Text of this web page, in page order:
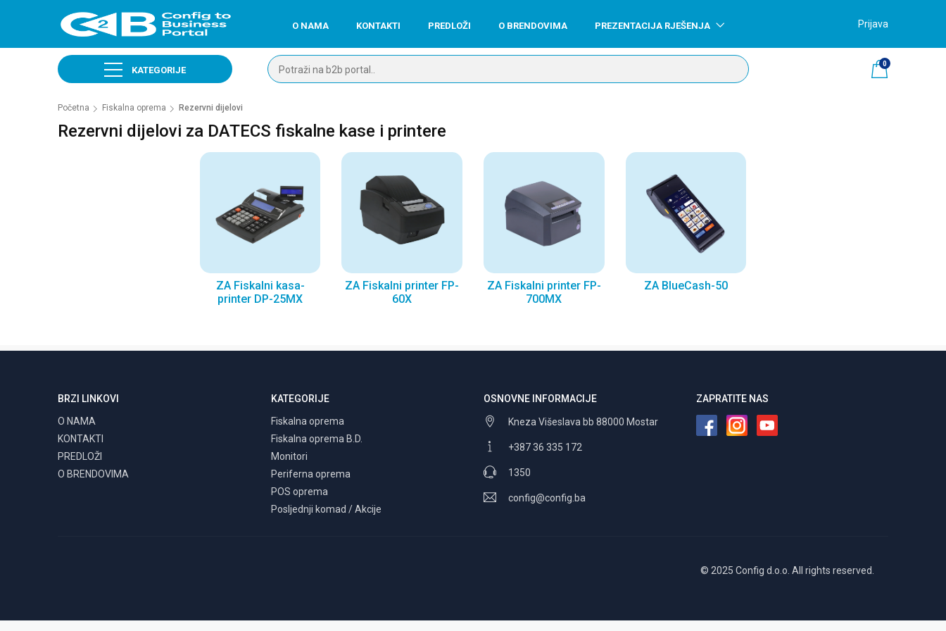
O NAMA KONTAKTI PREDLOŽI O BRENDOVIMA PREZENTACIJA RJEŠENJA Prijava
KATEGORIJE
0
Početna Fiskalna oprema Rezervni dijelovi
Rezervni dijelovi za DATECS fiskalne kase i printere
ZA Fiskalni kasa-
printer DP-25MX
ZA Fiskalni printer FP-
60X
ZA Fiskalni printer FP-
700MX
ZA BlueCash-50
BRZI LINKOVI
O NAMA
KONTAKTI
PREDLOŽI
O BRENDOVIMA
KATEGORIJE
Fiskalna oprema
Fiskalna oprema B.D.
Monitori
Periferna oprema
POS oprema
Posljednji komad / Akcije
OSNOVNE INFORMACIJE
Kneza Višeslava bb 88000 Mostar
+387 36 335 172
1350
config@config.ba
ZAPRATITE NAS
© 2025 Config d.o.o. All rights reserved.